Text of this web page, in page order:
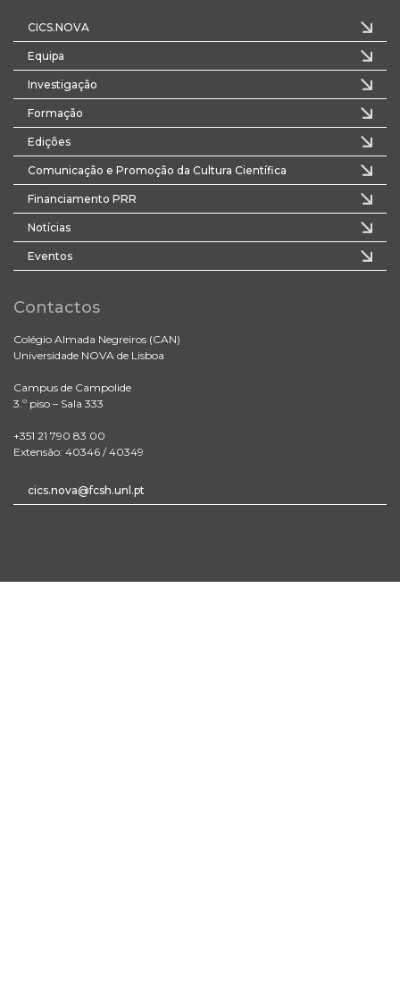
CICS.NOVA
Equipa
Investigação
Formação
Edições
Comunicação e Promoção da Cultura Científica
Financiamento PRR
Notícias
Eventos
Contactos
Colégio Almada Negreiros (CAN)
Universidade NOVA de Lisboa
Campus de Campolide
3.º piso – Sala 333
+351 21 790 83 00
Extensão: 40346 / 40349
cics.nova@fcsh.unl.pt